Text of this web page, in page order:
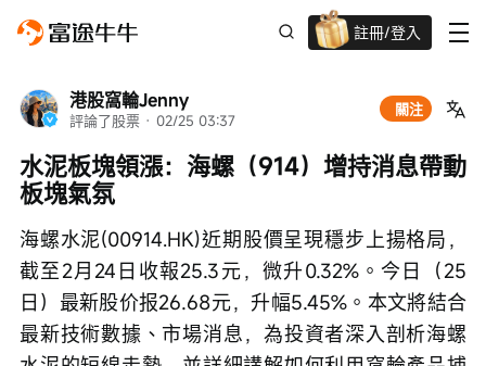
註冊/登入
迎新驚喜賞 股票/BTC等任你揀!
港股窩輪Jenny
評論了股票 · 02/25 03:37
關注
水泥板塊領漲：海螺（914）增持消息帶動
板塊氣氛
海螺水泥(00914.HK)近期股價呈現穩步上揚格局，
截至2月24日收報25.3元，微升0.32%。今日（25
日）最新股价报26.68元，升幅5.45%。本文將結合
最新技術數據、市場消息，為投資者深入剖析海螺